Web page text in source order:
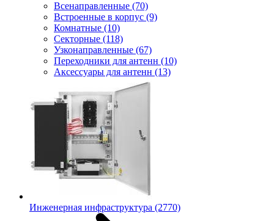
Всенаправленные (70)
Встроенные в корпус (9)
Комнатные (10)
Секторные (118)
Узконаправленные (67)
Переходники для антенн (10)
Аксессуары для антенн (13)
Инженерная инфраструктура (2770)